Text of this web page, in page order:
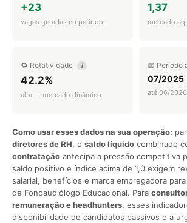
+23
vagas geradas no período
1,37
mercado
🔁 Rotatividade i
42.2%
alta — mercado dinâmico
📅 Período
07/2025
até 06/2026
Como usar esses dados na sua operação:
diretores de RH, o saldo líquido combinado
contratação antecipa a pressão competitiva
saldo positivo e índice acima de 1,0 exigem
salarial, benefícios e marca empregadora
de Fonoaudiólogo Educacional. Para
remuneração e headhunters, esses
disponibilidade de candidatos passivos e a